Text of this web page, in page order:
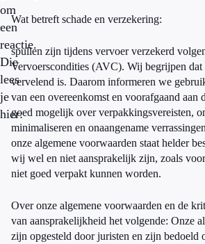
om
een
reactie.
Die
lees
je
hier:
Wat betreft schade en verzekering:
spullen zijn tijdens vervoer verzekerd
Vervoerscondities (AVC). Wij begrijpen dat
vervelend is. Daarom informeren we
van een overeenkomst en voorafgaand aan
goed mogelijk over verpakkingsvereisten,
minimaliseren en onaangename
onze algemene voorwaarden staat helder
wij wel en niet aansprakelijk zijn, zoals
niet goed verpakt kunnen worden.
Over onze algemene voorwaarden en de
van aansprakelijkheid het volgende: Onze
zijn opgesteld door juristen en zijn bedoeld